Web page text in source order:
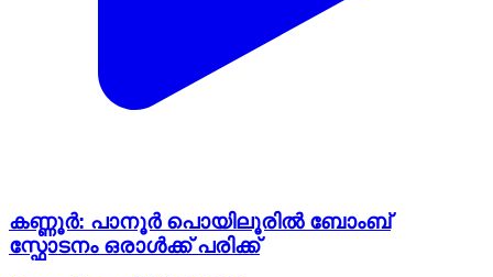
കണ്ണൂർ: പാനൂർ പൊയിലൂരിൽ ബോംബ്
സ്ഫോടനം ഒരാൾക്ക് പരിക്ക്